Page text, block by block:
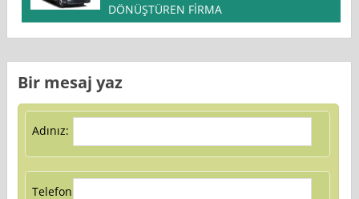
DÖNÜŞTÜREN FİRMA
Bir mesaj yaz
Adınız:
Telefon: